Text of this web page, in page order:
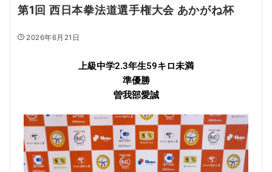
第1回 西日本拳法道選手権大会 あかがね杯
2026年6月21日
上級中学2.3年生59キロ未満
準優勝
曽我部愛誠